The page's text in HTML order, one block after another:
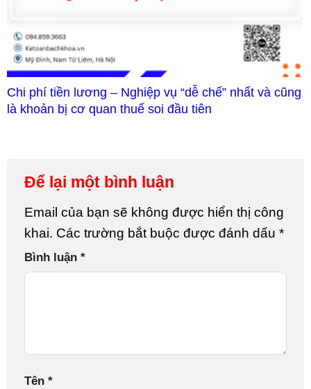
Chi phí tiền lương – Nghiệp vụ “dễ chế” nhất và cũng
là khoản bị cơ quan thuế soi đầu tiên
Để lại một bình luận
Email của bạn sẽ không được hiển thị công
khai. Các trường bắt buộc được đánh dấu *
Bình luận *
Tên *